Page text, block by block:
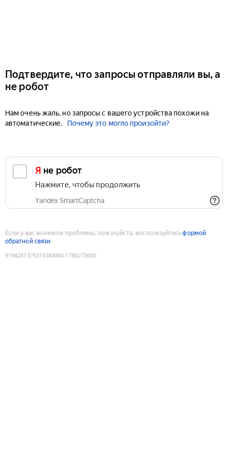
Подтвердите, что запросы отправляли вы, а
не робот
Нам очень жаль, но запросы с вашего устройства похожи на
автоматические.
Почему это могло произойти?
Я не робот
Нажмите, чтобы продолжить
Yandex SmartCaptcha
Если у вас возникли проблемы, пожалуйста, воспользуйтесьформой
обратной связи
9194287375374384904:1786273000